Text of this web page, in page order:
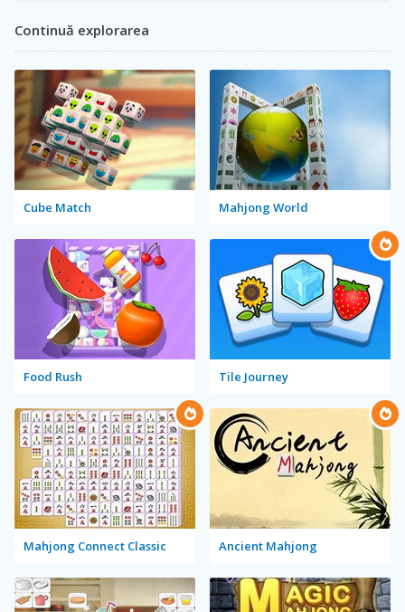
Continuă explorarea
Cube Match Mahjong World
Food Rush Tile Journey
Mahjong Connect Classic Ancient Mahjong